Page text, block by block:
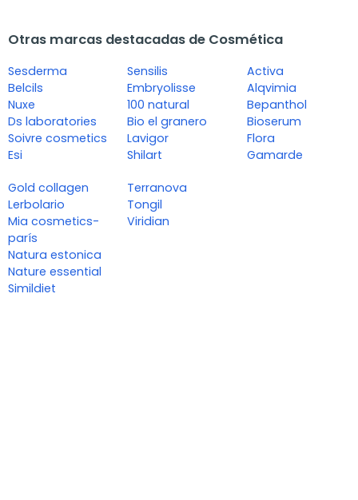
Otras marcas destacadas de Cosmética
Sesderma
Belcils
Nuxe
Ds laboratories
Soivre cosmetics
Esi
Sensilis
Embryolisse
100 natural
Bio el granero
Lavigor
Shilart
Activa
Alqvimia
Bepanthol
Bioserum
Flora
Gamarde
Gold collagen
Lerbolario
Mia cosmetics-
parís
Natura estonica
Nature essential
Simildiet
Terranova
Tongil
Viridian